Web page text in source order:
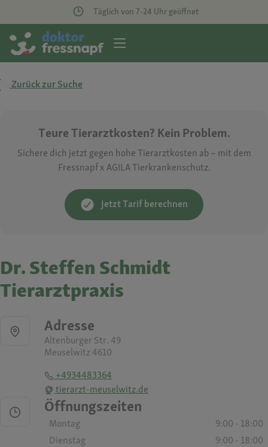
Täglich von 7-24 Uhr geöffnet
Zurück zur Suche
Teure Tierarztkosten? Kein Problem.
Sichere dich jetzt gegen hohe Tierarztkosten ab – mit dem
Fressnapf x AGILA Tierkrankenschutz.
Jetzt Tarif berechnen
Dr. Steffen Schmidt
Tierarztpraxis
Adresse
Altenburger Str. 49
Meuselwitz 4610
+4934483364
tierarzt-meuselwitz.de
Öffnungszeiten
Montag
9:00 - 18:00
Dienstag
9:00 - 18:00